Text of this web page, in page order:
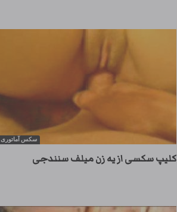
سکس آماتوری
کلیپ سکسی از یه زن میلف سنندجی